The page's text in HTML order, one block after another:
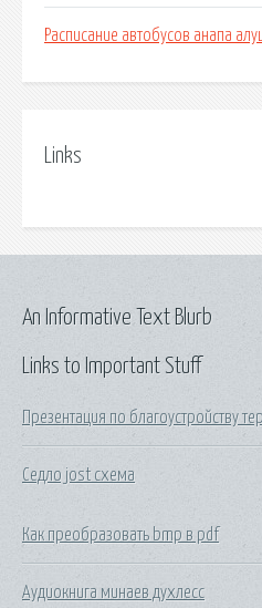
Расписание автобусов анапа
Links
Links to Important Stuff
Презентация по благоустройству
Седло jost схема
Как преобразовать bmp в pdf
Аудиокнига минаев духлесс
An Informative Text Blurb